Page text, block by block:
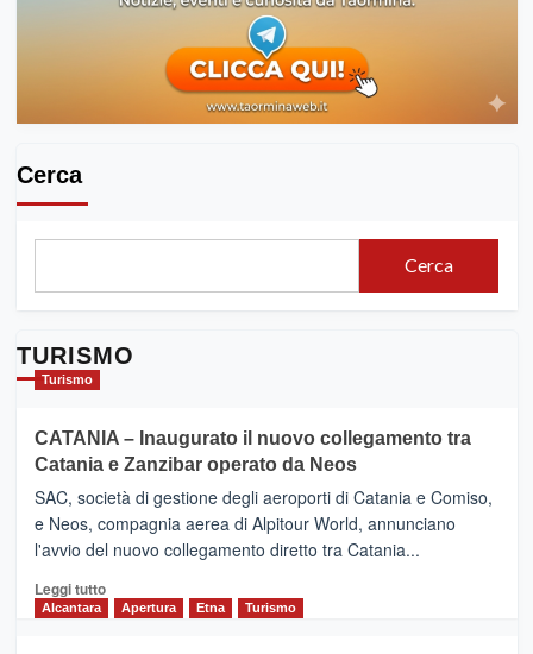
Cerca
Cerca
TURISMO
Turismo
CATANIA – Inaugurato il nuovo collegamento tra
Catania e Zanzibar operato da Neos
SAC, società di gestione degli aeroporti di Catania e Comiso,
e Neos, compagnia aerea di Alpitour World, annunciano
l'avvio del nuovo collegamento diretto tra Catania...
Leggi tuttoLeggi
Alcantara Apertura Etna Turismo